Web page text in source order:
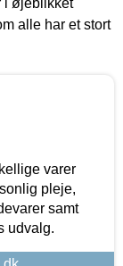
alle har et stort
varer
pleje,
samt
udvalg.